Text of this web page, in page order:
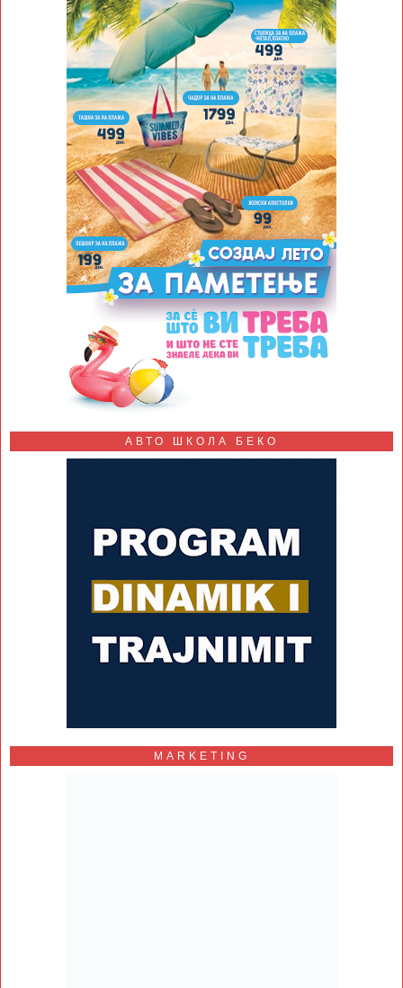
АВТО ШКОЛА БЕКО
MARKETING